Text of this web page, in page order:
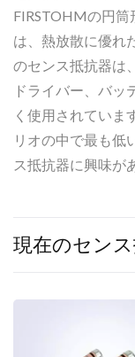
FIRSTOHMの円
は、熱放散に優れ
のセンス抵抗器は
ドライバー、バッ
く使用されていま
リオの中で最も低
ス抵抗器に興味が
現在のセン